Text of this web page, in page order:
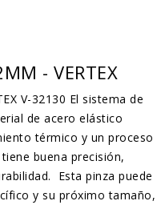
- VERTEX
V-32130 El sistema de
de acero elástico
térmico y un proceso
buena precisión,
Esta pinza puede
y su próximo tamaño,